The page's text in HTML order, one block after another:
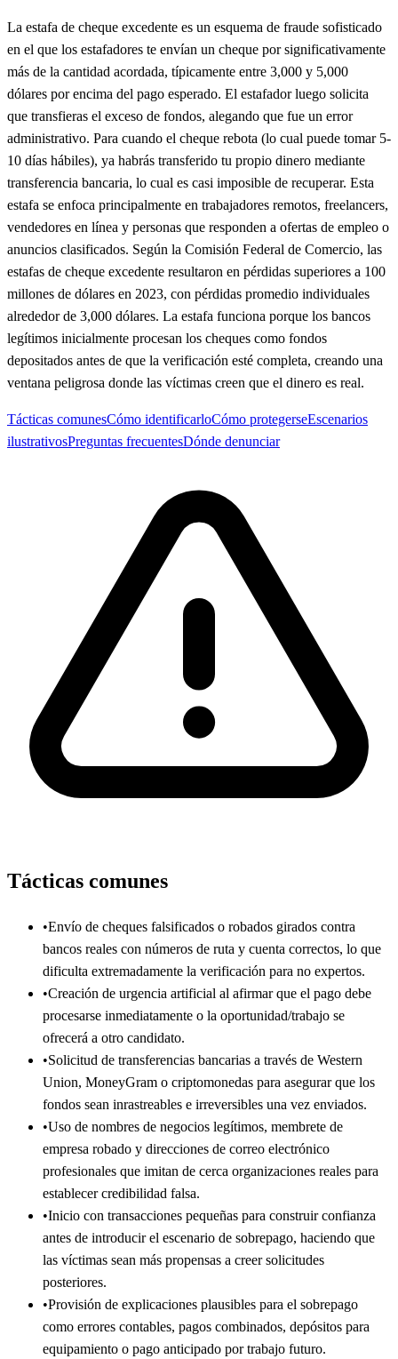
La estafa de cheque excedente es un esquema de fraude sofisticado
en el que los estafadores te envían un cheque por significativamente
más de la cantidad acordada, típicamente entre 3,000 y 5,000
dólares por encima del pago esperado. El estafador luego solicita
que transfieras el exceso de fondos, alegando que fue un error
administrativo. Para cuando el cheque rebota (lo cual puede tomar 5-
10 días hábiles), ya habrás transferido tu propio dinero mediante
transferencia bancaria, lo cual es casi imposible de recuperar. Esta
estafa se enfoca principalmente en trabajadores remotos, freelancers,
vendedores en línea y personas que responden a ofertas de empleo o
anuncios clasificados. Según la Comisión Federal de Comercio, las
estafas de cheque excedente resultaron en pérdidas superiores a 100
millones de dólares en 2023, con pérdidas promedio individuales
alrededor de 3,000 dólares. La estafa funciona porque los bancos
legítimos inicialmente procesan los cheques como fondos
depositados antes de que la verificación esté completa, creando una
ventana peligrosa donde las víctimas creen que el dinero es real.
Tácticas comunesCómo identificarloCómo protegerseEscenarios
ilustrativosPreguntas frecuentesDónde denunciar
Tácticas comunes
•Envío de cheques falsificados o robados girados contra
bancos reales con números de ruta y cuenta correctos, lo que
dificulta extremadamente la verificación para no expertos.
•Creación de urgencia artificial al afirmar que el pago debe
procesarse inmediatamente o la oportunidad/trabajo se
ofrecerá a otro candidato.
•Solicitud de transferencias bancarias a través de Western
Union, MoneyGram o criptomonedas para asegurar que los
fondos sean inrastreables e irreversibles una vez enviados.
•Uso de nombres de negocios legítimos, membrete de
empresa robado y direcciones de correo electrónico
profesionales que imitan de cerca organizaciones reales para
establecer credibilidad falsa.
•Inicio con transacciones pequeñas para construir confianza
antes de introducir el escenario de sobrepago, haciendo que
las víctimas sean más propensas a creer solicitudes
posteriores.
•Provisión de explicaciones plausibles para el sobrepago
como errores contables, pagos combinados, depósitos para
equipamiento o pago anticipado por trabajo futuro.